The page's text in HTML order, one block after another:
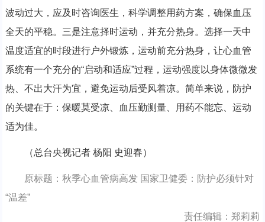
波动过大，应及时咨询医生，科学调整用药方案，确保血压
全天的平稳。三是注意择时运动，并充分热身。选择一天中
温度适宜的时段进行户外锻炼，运动前充分热身，让心血管
系统有一个充分的“启动和适应”过程，运动强度以身体微微发
热、不出大汗为宜，避免运动后受风着凉。简单来说，防护
的关键在于：保暖莫受凉、血压勤测量、用药不能忘、运动
适为佳。
（总台央视记者 杨阳 史迎春）
原标题：秋季心血管病高发 国家卫健委：防护必须针对
“温差”
责任编辑：郑莉莉